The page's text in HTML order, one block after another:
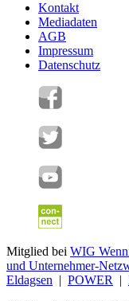
Kontakt
Mediadaten
AGB
Impressum
Datenschutz
Mitglied bei WIG
und Unternehmer-
Eldagsen | POWER |